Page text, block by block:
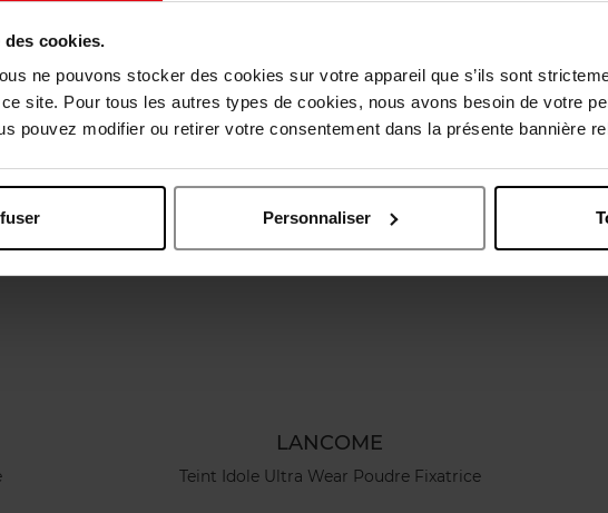
cookies.
ne pouvons stocker des cookies sur votre appareil que s’ils sont
site. Pour tous les autres types de cookies, nous avons besoin de votre
pouvez modifier ou retirer votre consentement dans la présente bannière
Personnaliser
LANCOME
Teint Idole Ultra Wear Poudre Fixatrice